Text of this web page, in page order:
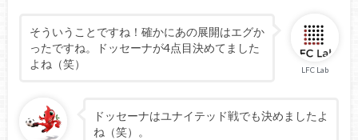
LFC Lab
そういうことですね！確かにあの展開はエグか
ったですね。ドッセーナが4点目決めてました
よね（笑）
ドッセーナはユナイテッド戦でも決めましたよ
ね（笑）。